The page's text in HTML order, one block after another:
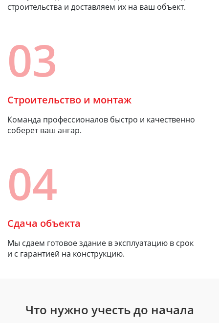
строительства и доставляем их на ваш объект.
03
Строительство и монтаж
Команда профессионалов быстро и качественно
соберет ваш ангар.
04
Сдача объекта
Мы сдаем готовое здание в эксплуатацию в срок
и с гарантией на конструкцию.
Что нужно учесть до начала